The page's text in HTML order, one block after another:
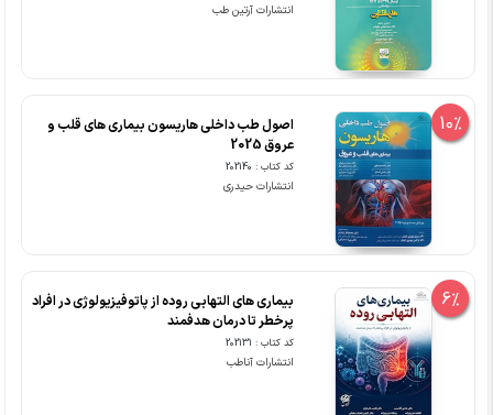
انتشارات آرتین طب
10%
اصول طب داخلی هاریسون بیماری های قلب و
عروق 2025
کد کتاب : 202140
انتشارات حیدری
6%
بیماری های التهابی روده از پاتوفیزیولوژی در افراد
پرخطر تا درمان هدفمند
کد کتاب : 202131
انتشارات آناطب